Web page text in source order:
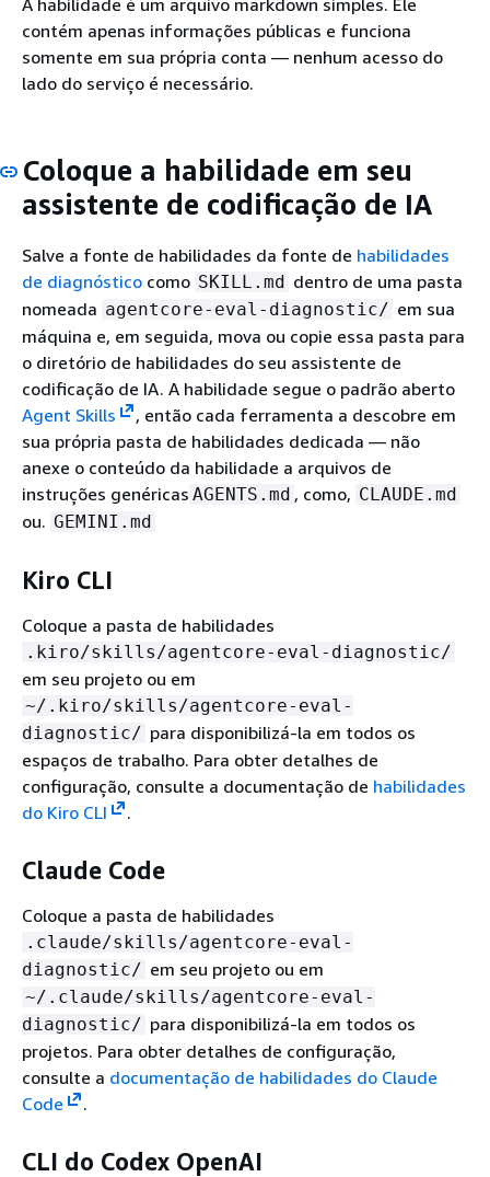
contém apenas informações públicas e funciona
somente em sua própria conta — nenhum acesso do
lado do serviço é necessário.
Coloque a habilidade em seu
assistente de codificação de IA
Salve a fonte de habilidades da fonte de habilidades
de diagnóstico como SKILL.md dentro de uma pasta
nomeada agentcore-eval-diagnostic/ em sua
máquina e, em seguida, mova ou copie essa pasta para
o diretório de habilidades do seu assistente de
codificação de IA. A habilidade segue o padrão aberto
Agent Skills
, então cada ferramenta a descobre em
sua própria pasta de habilidades dedicada — não
anexe o conteúdo da habilidade a arquivos de
instruções genéricas AGENTS.md , como, CLAUDE.md
ou. GEMINI.md
Kiro CLI
Coloque a pasta de habilidades
.kiro/skills/agentcore-eval-diagnostic/
em seu projeto ou em
~/.kiro/skills/agentcore-eval-
diagnostic/ para disponibilizá-la em todos os
espaços de trabalho. Para obter detalhes de
configuração, consulte a documentação de habilidades
do Kiro CLI
.
Claude Code
Coloque a pasta de habilidades
.claude/skills/agentcore-eval-
diagnostic/ em seu projeto ou em
~/.claude/skills/agentcore-eval-
diagnostic/ para disponibilizá-la em todos os
projetos. Para obter detalhes de configuração,
consulte a documentação de habilidades do Claude
Code
.
CLI do Codex OpenAI